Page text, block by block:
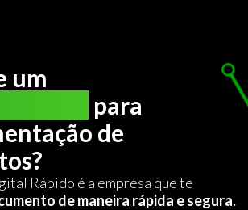
um
para
de
Rápido é a empresa que te
de maneira rápida e segura.